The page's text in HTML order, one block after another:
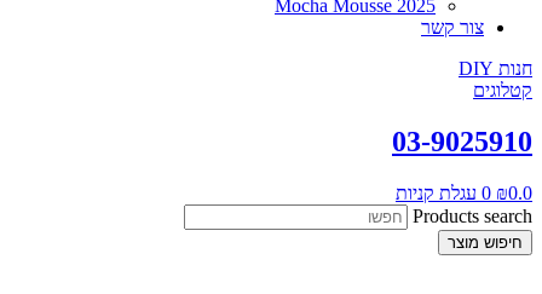
Mocha Mousse 2025
צור קשר
חנות DIY
קטלוגים
03-9025910
₪0.0
0 עגלת קניות
Products search
חיפוש מוצר